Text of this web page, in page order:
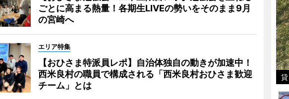
ごとに高まる熱量！各期生LIVEの勢いをそのまま9月
の宮崎へ
エリア特集
【おひさま特派員レポ】自治体独自の動きが加速中！
西米良村の職員で構成される「西米良村おひさま歓迎
チーム」とは